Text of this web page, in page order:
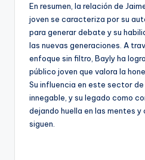
En resumen, la relación de
joven se caracteriza por su
para generar debate y su
las nuevas generaciones. A
enfoque sin filtro, Bayly ha
público joven que valora la
Su influencia en este sector
innegable, y su legado como
dejando huella en las mentes y
siguen.